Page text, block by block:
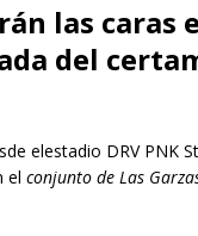
las caras
del
elestadio DRV PNK
el conjunto de Las